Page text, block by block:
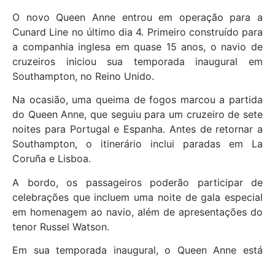
O novo Queen Anne entrou em operação para a
Cunard Line no último dia 4. Primeiro construído para
a companhia inglesa em quase 15 anos, o navio de
cruzeiros iniciou sua temporada inaugural em
Southampton, no Reino Unido.
Na ocasião, uma queima de fogos marcou a partida
do Queen Anne, que seguiu para um cruzeiro de sete
noites para Portugal e Espanha. Antes de retornar a
Southampton, o itinerário inclui paradas em La
Coruña e Lisboa.
A bordo, os passageiros poderão participar de
celebrações que incluem uma noite de gala especial
em homenagem ao navio, além de apresentações do
tenor Russel Watson.
Em sua temporada inaugural, o Queen Anne está